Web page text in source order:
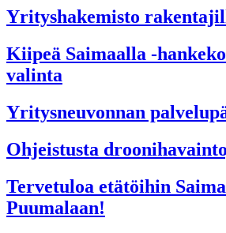
Yrityshakemisto
Kiipeä Saimaalla -
valinta
Yritysneuvonnan
Ohjeistusta
Tervetuloa etätöihin
Puumalaan!